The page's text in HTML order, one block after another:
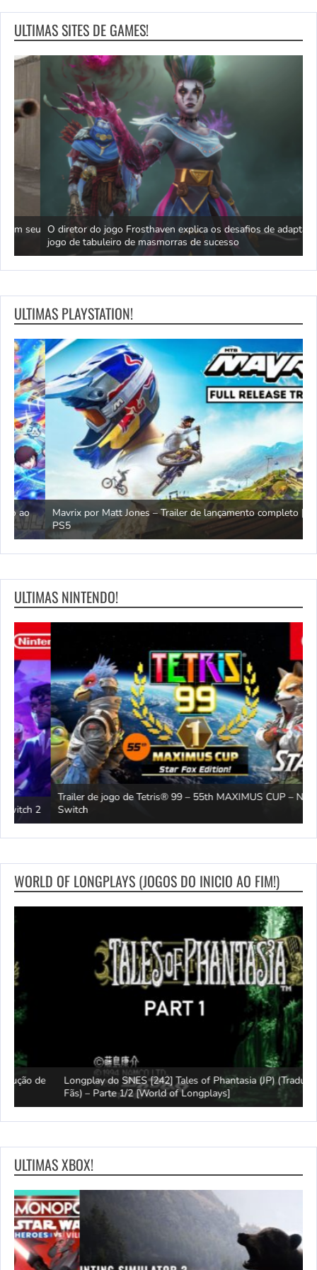
ULTIMAS SITES DE GAMES!
O diretor do jogo Frosthaven explica os desafios de adaptar o
jogo de tabuleiro de masmorras de sucesso
ULTIMAS PLAYSTATION!
Mavrix por Matt Jones – Trailer de lançamento completo | Jogos
PS5
ULTIMAS NINTENDO!
Trailer de jogo de Tetris® 99 – 55th MAXIMUS CUP – Nintendo
Switch
WORLD OF LONGPLAYS (JOGOS DO INICIO AO FIM!)
Longplay do SNES [242] Tales of Phantasia (JP) (Tradução de
Fãs) – Parte 1/2 [World of Longplays]
ULTIMAS XBOX!